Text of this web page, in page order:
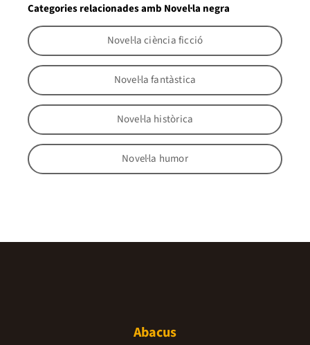
Categories relacionades amb Novel·la negra
Novel·la ciència ficció
Novel·la fantàstica
Novel·la històrica
Novel·la humor
Abacus